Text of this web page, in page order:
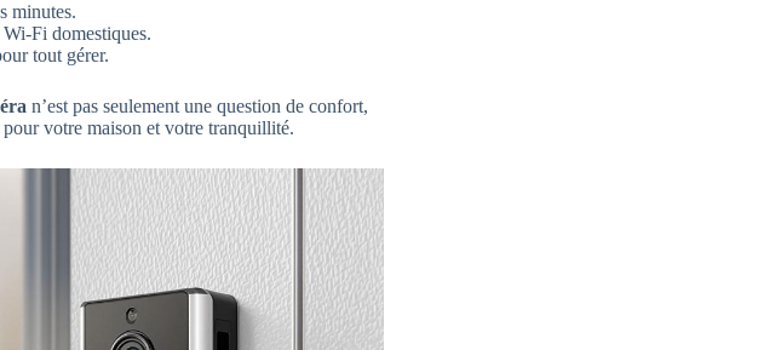
minutes.
Fi domestiques.
tout gérer.
n’est pas seulement une question de confort,
pour votre maison et votre tranquillité.